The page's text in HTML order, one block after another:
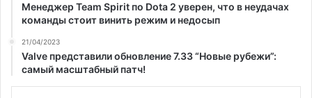
Менеджер Team Spirit по Dota 2 уверен, что в неудачах
команды стоит винить режим и недосып
21/04/2023
Valve представили обновление 7.33 “Новые рубежи”:
самый масштабный патч!